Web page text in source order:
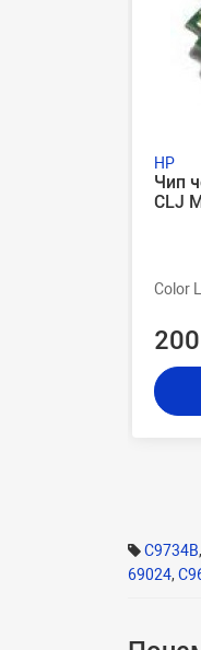
HP
Чип
CLJ
Color
C9734B,
69024,